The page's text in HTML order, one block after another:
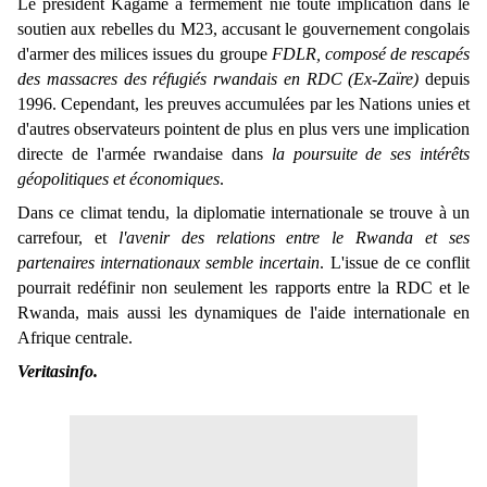
Le président Kagame a fermement nié toute implication dans le
soutien aux rebelles du M23, accusant le gouvernement congolais
d'armer des milices issues du groupe FDLR, composé de rescapés
des massacres des réfugiés rwandais en RDC (Ex-Zaïre) depuis
1996. Cependant, les preuves accumulées par les Nations unies et
d'autres observateurs pointent de plus en plus vers une implication
directe de l'armée rwandaise dans la poursuite de ses intérêts
géopolitiques et économiques.
Dans ce climat tendu, la diplomatie internationale se trouve à un
carrefour, et l'avenir des relations entre le Rwanda et ses
partenaires internationaux semble incertain. L'issue de ce conflit
pourrait redéfinir non seulement les rapports entre la RDC et le
Rwanda, mais aussi les dynamiques de l'aide internationale en
Afrique centrale.
Veritasinfo.